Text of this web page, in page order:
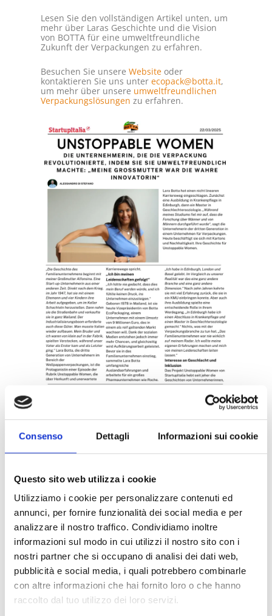
Consenso Dettagli Informazioni sui cookie
Questo sito web utilizza i cookie
Utilizziamo i cookie per personalizzare contenuti ed
annunci, per fornire funzionalità dei social media e per
analizzare il nostro traffico. Condividiamo inoltre
informazioni sul modo in cui utilizzi il nostro sito con i
nostri partner che si occupano di analisi dei dati web,
pubblicità e social media, i quali potrebbero combinarle
con altre informazioni che hai fornito loro o che hanno
raccolto dal tuo utilizzo dei loro servizi.
Lesen Sie den vollständigen Artikel unten, um
mehr über Laras Geschichte und die Vision
von BOTTA für eine umweltfreundliche
Zukunft der Verpackungen zu erfahren.
Besuchen Sie unsere Websiteoder
kontaktieren Sie uns unter ecopack@botta.it,
um mehr über unsere umweltfreundlichen
Verpackungslösungen zu erfahren.